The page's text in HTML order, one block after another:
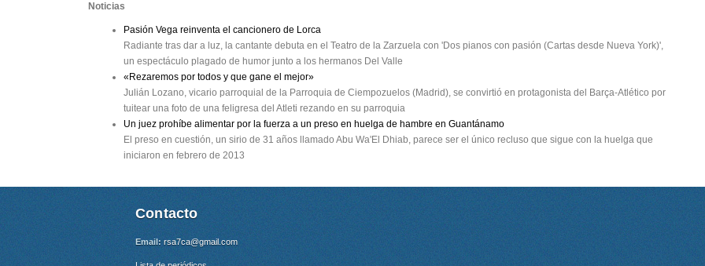
Noticias
Pasión Vega reinventa el cancionero de Lorca
Radiante tras dar a luz, la cantante debuta en el Teatro de la Zarzuela con 'Dos pianos con pasión (Cartas desde Nueva York)',
un espectáculo plagado de humor junto a los hermanos Del Valle
«Rezaremos por todos y que gane el mejor»
Julián Lozano, vicario parroquial de la Parroquia de Ciempozuelos (Madrid), se convirtió en protagonista del Barça-Atlético por
tuitear una foto de una feligresa del Atleti rezando en su parroquia
Un juez prohíbe alimentar por la fuerza a un preso en huelga de hambre en Guantánamo
El preso en cuestión, un sirio de 31 años llamado Abu Wa'El Dhiab, parece ser el único recluso que sigue con la huelga que
iniciaron en febrero de 2013
Contacto
Email: rsa7ca@gmail.com